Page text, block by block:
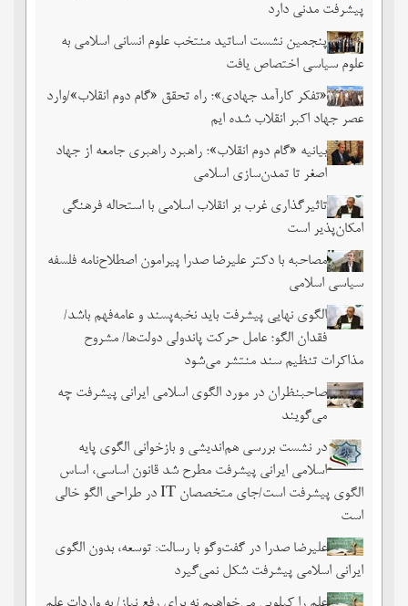
پیشرفت مدنی دارد
پنجمین نشست اساتید منتخب علوم انسانی اسلامی به
علوم سیاسی اختصاص یافت
«تفکر کارآمد جهادی»؛ راه تحقق «گام دوم انقلاب»/وارد
عصر جهاد اکبر انقلاب شده ایم
بیانیه «گام دوم انقلاب»؛ راهبرد راهبری جامعه از جهاد
اصغر تا تمدن‌سازی اسلامی
تاثیرگذاری غرب بر انقلاب اسلامی با استحاله فرهنگی
امکان‌پذیر است
مصاحبه با دکتر علیرضا صدرا پیرامون اصطلاح‌نامه فلسفه
سیاسی اسلامی
الگوی نهایی پیشرفت باید نخبه‌پسند و عامه‌فهم باشد/
فقدان الگو؛ عامل حرکت پاندولی دولت‌ها/ مشروح
مذاکرات تنظیم سند منتشر می‌شود
صاحبنظران در مورد الگوی اسلامی ایرانی پیشرفت چه
می‌گویند
در نشست بررسی هم‌اندیشی و بازخوانی الگوی پایه
اسلامی ایرانی پیشرفت مطرح شد قانون اساسی، اساس
الگوی پیشرفت است/جای متخصصان IT در طراحی الگو خالی
است
علیرضا صدرا در گفت‌وگو با رسالت: توسعه، بدون الگوی
ایرانی اسلامی پیشرفت شکل نمی‌گیرد